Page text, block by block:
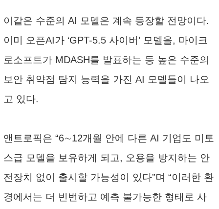
이같은 수준의 AI 모델은 계속 등장할 전망이다.
이미 오픈AI가 ‘GPT-5.5 사이버’ 모델을, 마이크
로소프트가 MDASH를 발표하는 등 높은 수준의
보안 취약점 탐지 능력을 가진 AI 모델들이 나오
고 있다.
앤트로픽은 “6∼12개월 안에 다른 AI 기업도 미토
스급 모델을 보유하게 되고, 오용을 방지하는 안
전장치 없이 출시할 가능성이 있다”며 “이러한 환
경에서는 더 빈번하고 예측 불가능한 형태로 사